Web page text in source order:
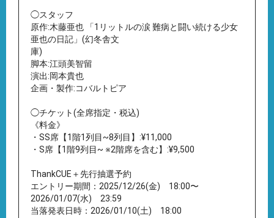
◯スタッフ
原作:木藤亜也 「1リットルの涙 難病と闘い続ける少女
亜也の日記」(幻冬舎文
庫)
脚本:江頭美智留
演出:岡本貴也
企画・製作:コバルトピア
◯チケット(全席指定・税込)
《料金》
・SS席【1階1列目~8列目】:¥11,000
・S席【1階9列目~ ※2階席を含む】:¥9,500
ThankCUE＋先行抽選予約
エントリー期間：2025/12/26(金) 18:00〜
2026/01/07(水) 23:59
当落発表日時：2026/01/10(土) 18:00